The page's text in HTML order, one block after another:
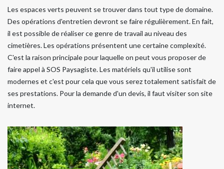
Les espaces verts peuvent se trouver dans tout type de domaine.
Des opérations d'entretien devront se faire régulièrement. En fait,
il est possible de réaliser ce genre de travail au niveau des
cimetières. Les opérations présentent une certaine complexité.
C'est la raison principale pour laquelle on peut vous proposer de
faire appel à SOS Paysagiste. Les matériels qu'il utilise sont
modernes et c'est pour cela que vous serez totalement satisfait de
ses prestations. Pour la demande d'un devis, il faut visiter son site
internet.